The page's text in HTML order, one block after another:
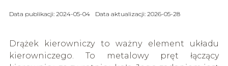
Data publikacji: 2024-05-04 Data aktualizacji: 2026-05-28
Drążek kierowniczy to ważny element układu
kierowniczego. To metalowy pręt łączący